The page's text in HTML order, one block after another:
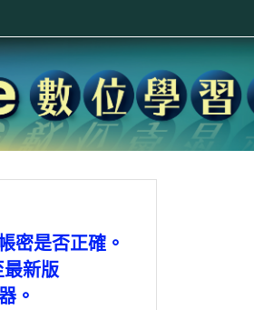
密是否正確。
新版
。